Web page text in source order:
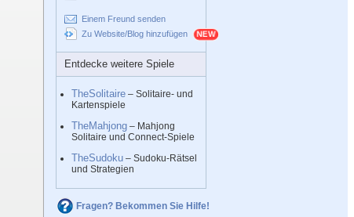
Einem Freund senden
Zu Website/Blog hinzufügen
Entdecke weitere Spiele
TheSolitaire – Solitaire- und
Kartenspiele
TheMahjong – Mahjong
Solitaire und Connect-Spiele
TheSudoku – Sudoku-Rätsel
und Strategien
Fragen? Bekommen Sie Hilfe!